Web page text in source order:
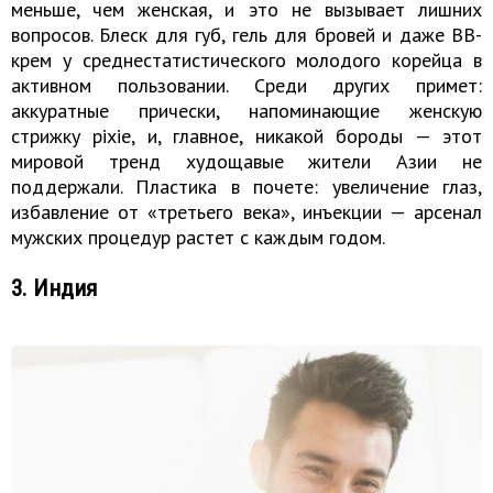
меньше, чем женская, и это не вызывает лишних
вопросов. Блеск для губ, гель для бровей и даже BB-
крем у среднестатистического молодого корейца в
активном пользовании. Среди других примет:
аккуратные прически, напоминающие женскую
стрижку pixie, и, главное, никакой бороды — этот
мировой тренд худощавые жители Азии не
поддержали. Пластика в почете: увеличение глаз,
избавление от «третьего века», инъекции — арсенал
мужских процедур растет с каждым годом.
3. Индия